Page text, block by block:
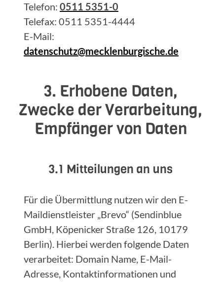
Telefon: 0511 5351-0
Telefax: 0511 5351-4444
E-Mail:
datenschutz@mecklenburgische.de
3. Erhobene Daten,
Zwecke der Verarbeitung,
Empfänger von Daten
3.1 Mitteilungen an uns
Für die Übermittlung nutzen wir den E-
Maildienstleister „Brevo“ (Sendinblue
GmbH, Köpenicker Straße 126, 10179
Berlin). Hierbei werden folgende Daten
verarbeitet: Domain Name, E-Mail-
Adresse, Kontaktinformationen und